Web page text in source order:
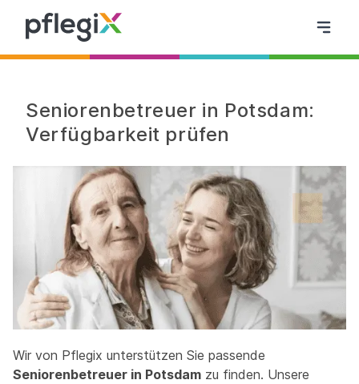
Seniorenbetreuer in Potsdam:
Verfügbarkeit prüfen
Wir von Pflegix unterstützen Sie passende
Seniorenbetreuer in Potsdam zu finden. Unsere